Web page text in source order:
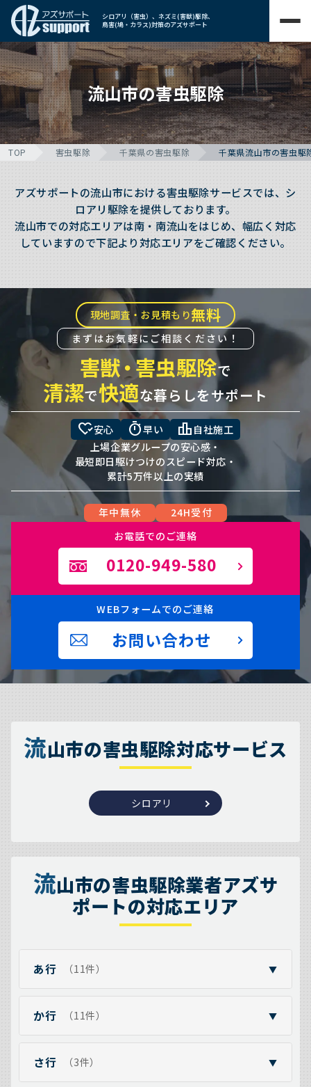
シロアリ（害虫）、ネズミ(害獣)駆除、
鳥害(鳩・カラス)対策のアズサポート
流山市の害虫駆除
TOP 害虫駆除 千葉県の害虫駆除 千葉県流山市の害虫駆
アズサポートの流山市における害虫駆除サービスでは、シ
ロアリ駆除を提供しております。
流山市での対応エリアは南・南流山をはじめ、幅広く対応
していますので下記より対応エリアをご確認ください。
現地調査・お見積もり無料
まずはお気軽にご相談ください！
害獣・害虫駆除で
清潔で快適な暮らしをサポート
heart_check安心 timer早い leaderboard 自社施工
上場企業グループの安心感・
最短即日駆けつけのスピード対応・
累計5万件以上の実績
年中無休
24H受付
お電話でのご連絡
0120-949-580
WEBフォームでのご連絡
お問い合わせ
流山市の害虫駆除対応サービス
シロアリ
流山市の害虫駆除業者アズサ
ポートの対応エリア
あ行 （11件） ▼
か行 （11件） ▼
さ行 （3件） ▼